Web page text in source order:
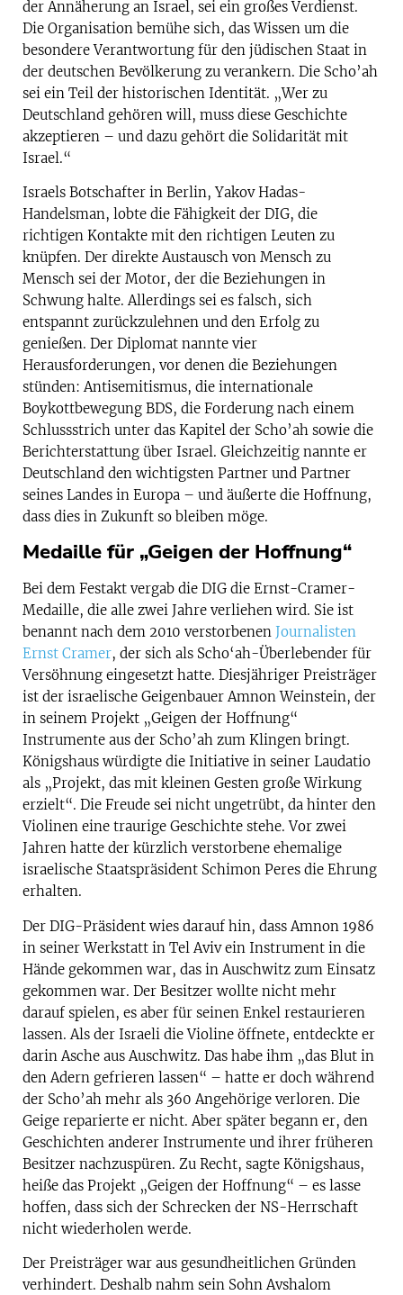
der Annäherung an Israel, sei ein großes Verdienst.
Die Organisation bemühe sich, das Wissen um die
besondere Verantwortung für den jüdischen Staat in
der deutschen Bevölkerung zu verankern. Die Scho’ah
sei ein Teil der historischen Identität. „Wer zu
Deutschland gehören will, muss diese Geschichte
akzeptieren – und dazu gehört die Solidarität mit
Israel.“
Israels Botschafter in Berlin, Yakov Hadas-
Handelsman, lobte die Fähigkeit der DIG, die
richtigen Kontakte mit den richtigen Leuten zu
knüpfen. Der direkte Austausch von Mensch zu
Mensch sei der Motor, der die Beziehungen in
Schwung halte. Allerdings sei es falsch, sich
entspannt zurückzulehnen und den Erfolg zu
genießen. Der Diplomat nannte vier
Herausforderungen, vor denen die Beziehungen
stünden: Antisemitismus, die internationale
Boykottbewegung BDS, die Forderung nach einem
Schlussstrich unter das Kapitel der Scho’ah sowie die
Berichterstattung über Israel. Gleichzeitig nannte er
Deutschland den wichtigsten Partner und Partner
seines Landes in Europa – und äußerte die Hoffnung,
dass dies in Zukunft so bleiben möge.
Medaille für „Geigen der Hoffnung“
Bei dem Festakt vergab die DIG die Ernst-Cramer-
Medaille, die alle zwei Jahre verliehen wird. Sie ist
benannt nach dem 2010 verstorbenen Journalisten
Ernst Cramer, der sich als Scho‘ah-Überlebender für
Versöhnung eingesetzt hatte. Diesjähriger Preisträger
ist der israelische Geigenbauer Amnon Weinstein, der
in seinem Projekt „Geigen der Hoffnung“
Instrumente aus der Scho’ah zum Klingen bringt.
Königshaus würdigte die Initiative in seiner Laudatio
als „Projekt, das mit kleinen Gesten große Wirkung
erzielt“. Die Freude sei nicht ungetrübt, da hinter den
Violinen eine traurige Geschichte stehe. Vor zwei
Jahren hatte der kürzlich verstorbene ehemalige
israelische Staatspräsident Schimon Peres die Ehrung
erhalten.
Der DIG-Präsident wies darauf hin, dass Amnon 1986
in seiner Werkstatt in Tel Aviv ein Instrument in die
Hände gekommen war, das in Auschwitz zum Einsatz
gekommen war. Der Besitzer wollte nicht mehr
darauf spielen, es aber für seinen Enkel restaurieren
lassen. Als der Israeli die Violine öffnete, entdeckte er
darin Asche aus Auschwitz. Das habe ihm „das Blut in
den Adern gefrieren lassen“ – hatte er doch während
der Scho’ah mehr als 360 Angehörige verloren. Die
Geige reparierte er nicht. Aber später begann er, den
Geschichten anderer Instrumente und ihrer früheren
Besitzer nachzuspüren. Zu Recht, sagte Königshaus,
heiße das Projekt „Geigen der Hoffnung“ – es lasse
hoffen, dass sich der Schrecken der NS-Herrschaft
nicht wiederholen werde.
Der Preisträger war aus gesundheitlichen Gründen
verhindert. Deshalb nahm sein Sohn Avshalom